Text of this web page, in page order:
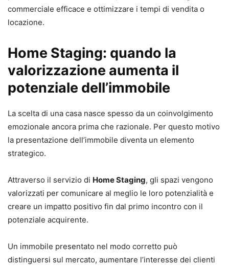
commerciale efficace e ottimizzare i tempi di vendita o
locazione.
Home Staging: quando la
valorizzazione aumenta il
potenziale dell’immobile
La scelta di una casa nasce spesso da un coinvolgimento
emozionale ancora prima che razionale. Per questo motivo
la presentazione dell’immobile diventa un elemento
strategico.
Attraverso il servizio di Home Staging, gli spazi vengono
valorizzati per comunicare al meglio le loro potenzialità e
creare un impatto positivo fin dal primo incontro con il
potenziale acquirente.
Un immobile presentato nel modo corretto può
distinguersi sul mercato, aumentare l’interesse dei clienti